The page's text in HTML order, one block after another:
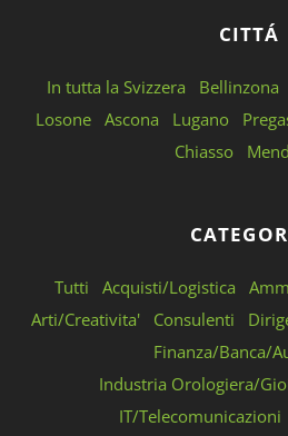
CITTÁ
In tutta la Svizzera Bellinzona
Losone Ascona Lugano
Chiasso
Tutti Acquisti/Logistica
Arti/Creativita'
Consulenti
Finanza/Banca/
Industria Orologiera/
IT/Telecomunicazioni